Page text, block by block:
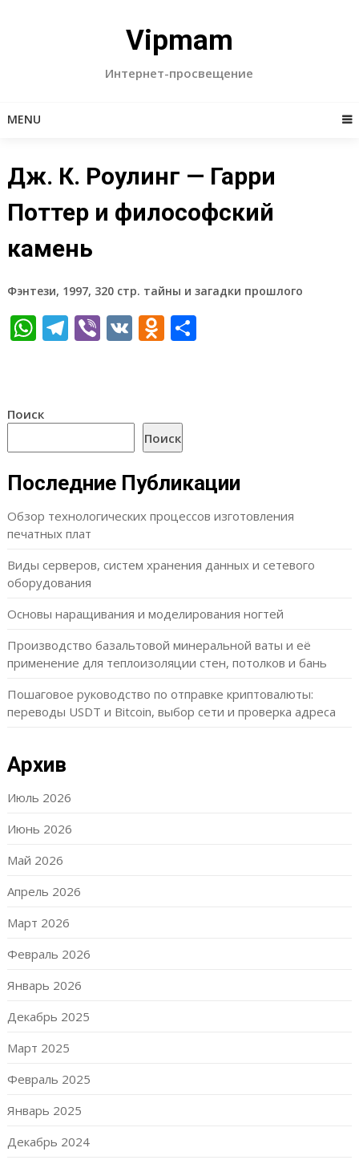
Vipmam
Интернет-просвещение
MENU
Дж. К. Роулинг — Гарри
Поттер и философский
камень
Фэнтези, 1997, 320 стр. тайны и загадки прошлого
WhatsApp
Telegram
Viber
VKOdnoklassniki
Отправить
Поиск
Поиск
Последние Публикации
Обзор технологических процессов изготовления
печатных плат
Виды серверов, систем хранения данных и сетевого
оборудования
Основы наращивания и моделирования ногтей
Производство базальтовой минеральной ваты и её
применение для теплоизоляции стен, потолков и бань
Пошаговое руководство по отправке криптовалюты:
переводы USDT и Bitcoin, выбор сети и проверка адреса
Архив
Июль 2026
Июнь 2026
Май 2026
Апрель 2026
Март 2026
Февраль 2026
Январь 2026
Декабрь 2025
Март 2025
Февраль 2025
Январь 2025
Декабрь 2024